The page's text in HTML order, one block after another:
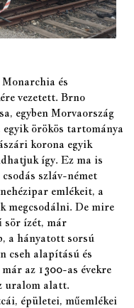
és
vezetett. Brno
egyben Morvaország
örökös tartománya
korona egyik
így. Ez ma is
szláv-német
emlékeit, a
megcsodálni. De mire
sör ízét, már
a hányatott sorsú
cseh alapítású és
az 1300-as évekre
uralom alatt.
épületei, műemlékei